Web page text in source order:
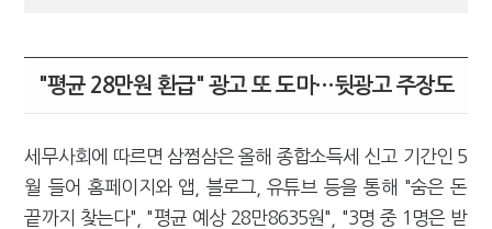
"평균 28만원 환급" 광고 또 도마…뒷광고 주장도
세무사회에 따르면 삼쩜삼은 올해 종합소득세 신고 기간인 5
월 들어 홈페이지와 앱, 블로그, 유튜브 등을 통해 "숨은 돈
끝까지 찾는다", "평균 예상 28만8635원", "3명 중 1명은 받